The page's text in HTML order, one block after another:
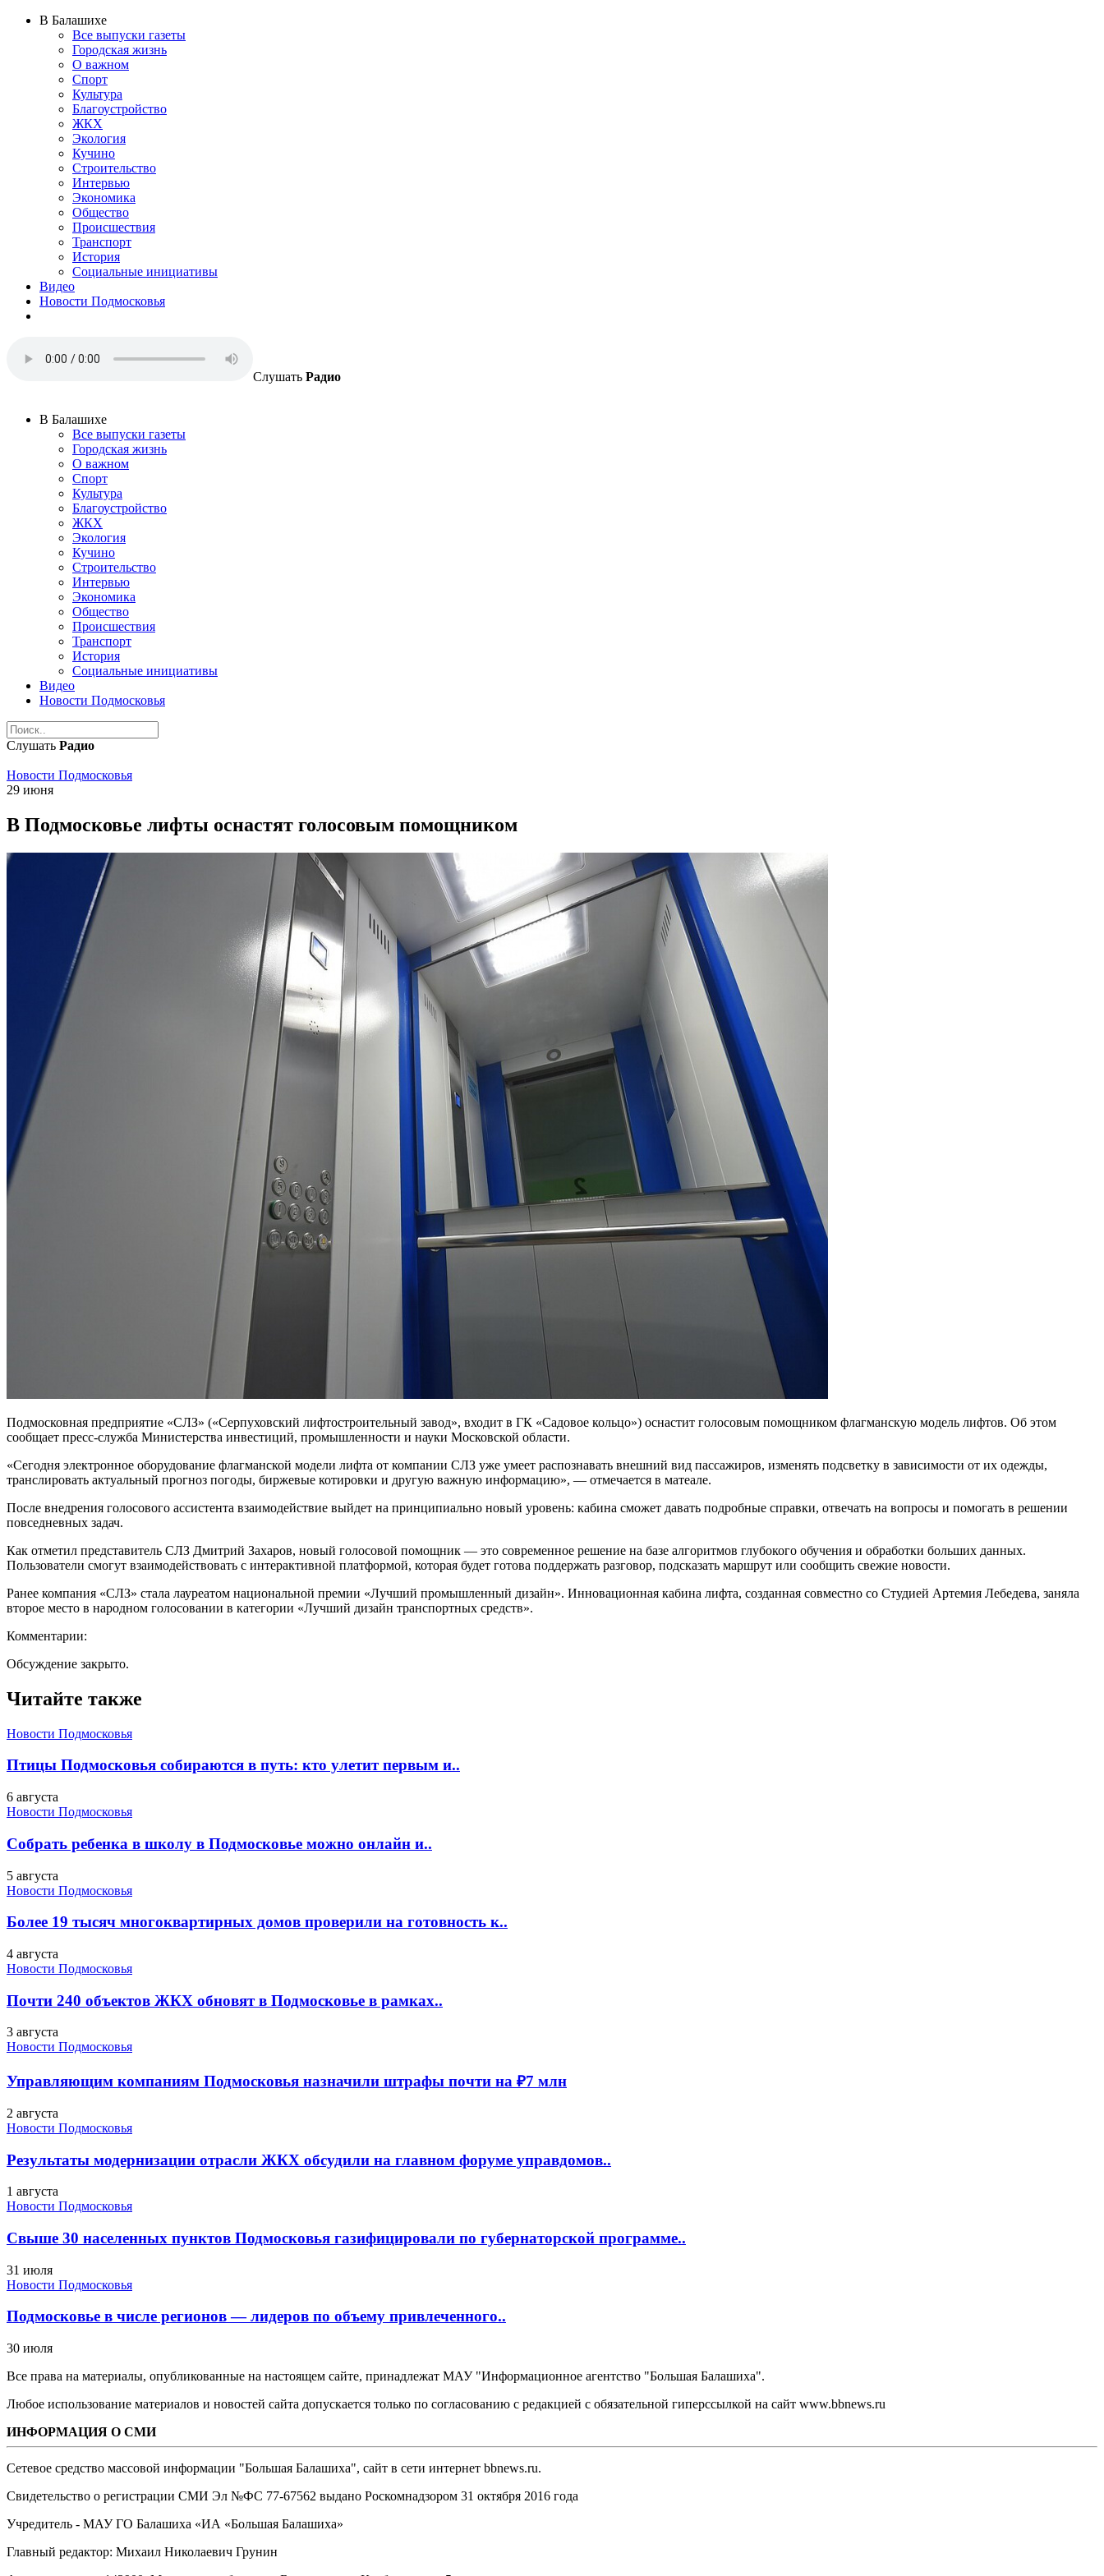
В Балашихе
Все выпуски газеты
Городская жизнь
О важном
Спорт
Культура
Благоустройство
ЖКХ
Экология
Кучино
Строительство
Интервью
Экономика
Общество
Происшествия
Транспорт
История
Социальные инициативы
Видео
Новости Подмосковья
Слушать Радио
В Балашихе
Все выпуски газеты
Городская жизнь
О важном
Спорт
Культура
Благоустройство
ЖКХ
Экология
Кучино
Строительство
Интервью
Экономика
Общество
Происшествия
Транспорт
История
Социальные инициативы
Видео
Новости Подмосковья
Слушать Радио
Новости Подмосковья
29 июня
В Подмосковье лифты оснастят голосовым помощником
Подмосковная предприятие «СЛЗ» («Серпуховский лифтостроительный завод», входит в ГК «Садовое кольцо») оснастит голосовым помощником флагманскую модель лифтов. Об этом
сообщает пресс-служба Министерства инвестиций, промышленности и науки Московской области.
«Сегодня электронное оборудование флагманской модели лифта от компании СЛЗ уже умеет распознавать внешний вид пассажиров, изменять подсветку в зависимости от их одежды,
транслировать актуальный прогноз погоды, биржевые котировки и другую важную информацию», — отмечается в матеале.
После внедрения голосового ассистента взаимодействие выйдет на принципиально новый уровень: кабина сможет давать подробные справки, отвечать на вопросы и помогать в решении
повседневных задач.
Как отметил представитель СЛЗ Дмитрий Захаров, новый голосовой помощник — это современное решение на базе алгоритмов глубокого обучения и обработки больших данных.
Пользователи смогут взаимодействовать с интерактивной платформой, которая будет готова поддержать разговор, подсказать маршрут или сообщить свежие новости.
Ранее компания «СЛЗ» стала лауреатом национальной премии «Лучший промышленный дизайн». Инновационная кабина лифта, созданная совместно со Студией Артемия Лебедева, заняла
второе место в народном голосовании в категории «Лучший дизайн транспортных средств».
Комментарии:
Обсуждение закрыто.
Читайте также
Новости Подмосковья
Птицы Подмосковья собираются в путь: кто улетит первым и..
6 августа
Новости Подмосковья
Собрать ребенка в школу в Подмосковье можно онлайн и..
5 августа
Новости Подмосковья
Более 19 тысяч многоквартирных домов проверили на готовность к..
4 августа
Новости Подмосковья
Почти 240 объектов ЖКХ обновят в Подмосковье в рамках..
3 августа
Новости Подмосковья
Управляющим компаниям Подмосковья назначили штрафы почти на ₽7 млн
2 августа
Новости Подмосковья
Результаты модернизации отрасли ЖКХ обсудили на главном форуме управдомов..
1 августа
Новости Подмосковья
Свыше 30 населенных пунктов Подмосковья газифицировали по губернаторской программе..
31 июля
Новости Подмосковья
Подмосковье в числе регионов — лидеров по объему привлеченного..
30 июля
Все права на материалы, опубликованные на настоящем сайте, принадлежат МАУ "Информационное агентство "Большая Балашиха".
Любое использование материалов и новостей сайта допускается только по согласованию с редакцией с обязательной гиперссылкой на сайт www.bbnews.ru
ИНФОРМАЦИЯ О СМИ
Сетевое средство массовой информации "Большая Балашиха", сайт в сети интернет bbnews.ru.
Свидетельство о регистрации СМИ Эл №ФС ‎77-67562 выдано Роскомнадзором 31 октября 2016 года
Учредитель - МАУ ГО Балашиха «ИА «Большая Балашиха»
Главный редактор: Михаил Николаевич Грунин